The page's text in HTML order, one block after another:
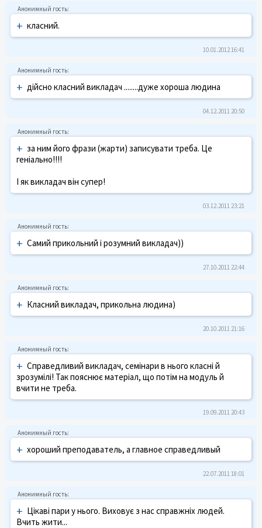
+ класний.
10.01.2012 16:41
+ дійсно класний викладач ........дуже хороша людина
04.12.2011 20:50
+ за ним його фрази (жарти) записувати треба. Це
геніально!!!!
І як викладач він супер!
03.12.2011 23:21
+ Самий прикольний і розумний викладач))
27.10.2011 22:44
+ Класний викладач, прикольна людина)
20.10.2011 21:16
+ Справедливий викладач, семінари в нього класні й
зрозумілі! Так пояснює матеріал, що потім на модуль й
вчити не треба.
19.09.2011 20:43
+ хороший преподаватель, а главное справедливый
22.07.2011 18:01
+ Цікаві пари у нього. Виховує з нас справжніх людей.
Вчить жити...